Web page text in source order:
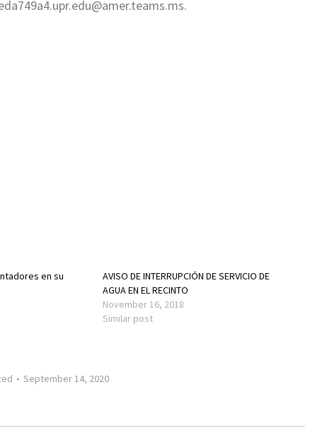
en su
AVISO DE INTERRUPCIÓN DE SERVICIO DE
AGUA EN EL RECINTO
November 16, 2018
Similar post
September 14, 2020